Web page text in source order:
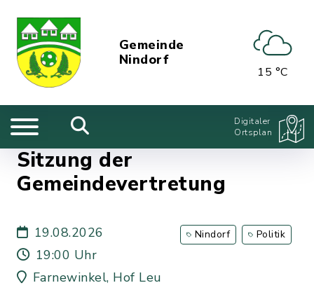
Gemeinde
Nindorf
15 °C
Digitaler
Ortsplan
Sitzung der
Gemeindevertretung
19.08.2026
19:00 Uhr
Farnewinkel, Hof Leu
Nindorf Politik